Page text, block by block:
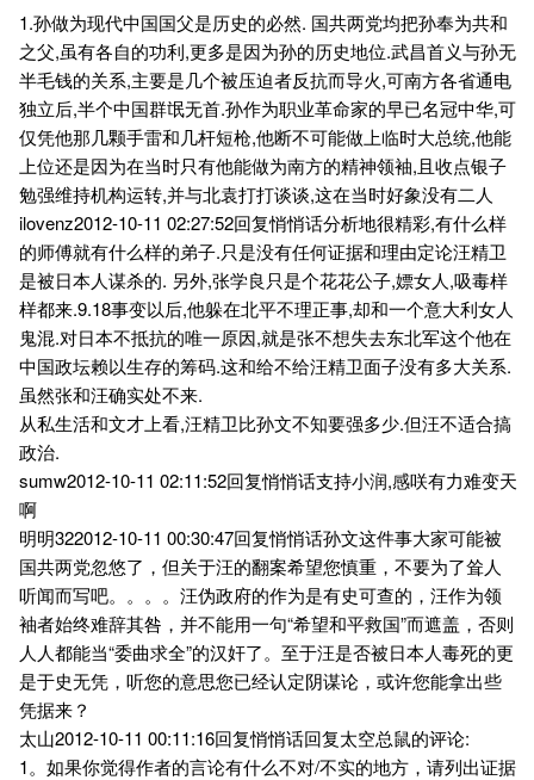
1.孙做为现代中国国父是历史的必然. 国共两党均把孙奉为共和
之父,虽有各自的功利,更多是因为孙的历史地位.武昌首义与孙无
半毛钱的关系,主要是几个被压迫者反抗而导火,可南方各省通电
独立后,半个中国群氓无首.孙作为职业革命家的早已名冠中华,可
仅凭他那几颗手雷和几杆短枪,他断不可能做上临时大总统,他能
上位还是因为在当时只有他能做为南方的精神领袖,且收点银子
勉强维持机构运转,并与北袁打打谈谈,这在当时好象没有二人
ilovenz2012-10-11 02:27:52回复悄悄话分析地很精彩,有什么样
的师傅就有什么样的弟子.只是没有任何证据和理由定论汪精卫
是被日本人谋杀的. 另外,张学良只是个花花公子,嫖女人,吸毒样
样都来.9.18事变以后,他躲在北平不理正事,却和一个意大利女人
鬼混.对日本不抵抗的唯一原因,就是张不想失去东北军这个他在
中国政坛赖以生存的筹码.这和给不给汪精卫面子没有多大关系.
虽然张和汪确实处不来.
从私生活和文才上看,汪精卫比孙文不知要强多少.但汪不适合搞
政治.
sumw2012-10-11 02:11:52回复悄悄话支持小润,感咲有力难变天
啊
明明322012-10-11 00:30:47回复悄悄话孙文这件事大家可能被
国共两党忽悠了，但关于汪的翻案希望您慎重，不要为了耸人
听闻而写吧。。。。汪伪政府的作为是有史可查的，汪作为领
袖者始终难辞其咎，并不能用一句“希望和平救国”而遮盖，否则
人人都能当“委曲求全”的汉奸了。至于汪是否被日本人毒死的更
是于史无凭，听您的意思您已经认定阴谋论，或许您能拿出些
凭据来？
太山2012-10-11 00:11:16回复悄悄话回复太空总鼠的评论:
1。如果你觉得作者的言论有什么不对/不实的地方，请列出证据